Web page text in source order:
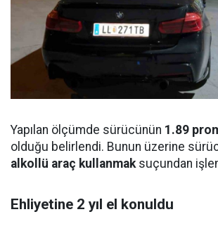
Yapılan ölçümde sürücünün 1.89
olduğu belirlendi. Bunun üzerine
alkollü araç kullanmaksuçundan
Ehliyetine 2 yıl el konuldu